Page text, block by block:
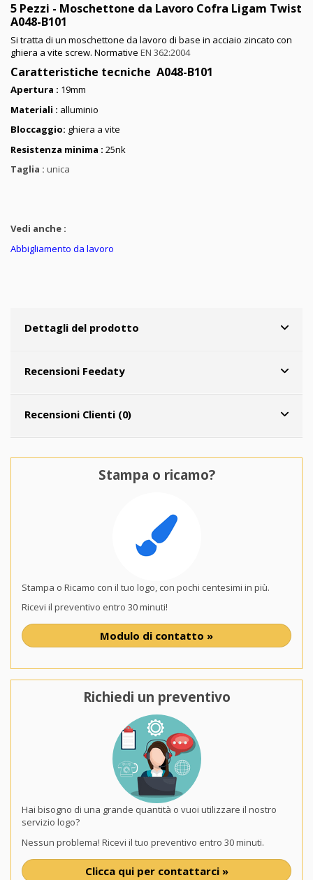
5 Pezzi - Moschettone da Lavoro Cofra Ligam Twist
A048-B101
Si tratta di un moschettone da lavoro di base in acciaio zincato con
ghiera a vite screw. Normative EN 362:2004
Caratteristiche tecniche A048-B101
Apertura : 19mm
Materiali : alluminio
Bloccaggio: ghiera a vite
Resistenza minima : 25nk
Taglia : unica
Vedi anche :
Abbigliamento da lavoro
Dettagli del prodotto
Recensioni Feedaty
Recensioni Clienti (0)
Stampa o ricamo?
Stampa o Ricamo con il tuo logo, con pochi centesimi in più.
Ricevi il preventivo entro 30 minuti!
Modulo di contatto »
Richiedi un preventivo
Hai bisogno di una grande quantità o vuoi utilizzare il nostro
servizio logo?
Nessun problema! Ricevi il tuo preventivo entro 30 minuti.
Clicca qui per contattarci »